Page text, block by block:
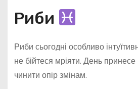
Риби
Риби сьогодні особливо
не бійтеся мріяти. День
чинити опір змінам.